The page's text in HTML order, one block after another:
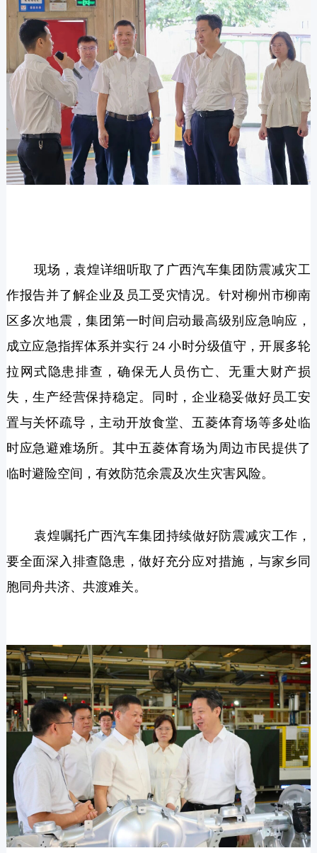
现场，袁煌详细听取了广西汽车集团防震减灾工
作报告并了解企业及员工受灾情况。针对柳州市柳南
区多次地震，集团第一时间启动最高级别应急响应，
成立应急指挥体系并实行 24 小时分级值守，开展多轮
拉网式隐患排查，确保无人员伤亡、无重大财产损
失，生产经营保持稳定。同时，企业稳妥做好员工安
置与关怀疏导，主动开放食堂、五菱体育场等多处临
时应急避难场所。其中五菱体育场为周边市民提供了
临时避险空间，有效防范余震及次生灾害风险。
袁煌嘱托广西汽车集团持续做好防震减灾工作，
要全面深入排查隐患，做好充分应对措施，与家乡同
胞同舟共济、共渡难关。